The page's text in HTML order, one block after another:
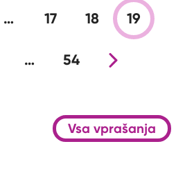
… 17 18 19
… 54Nova stran
Vsa vprašanja